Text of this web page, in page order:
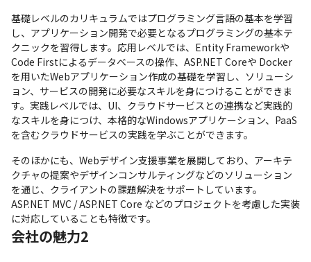
基礎レベルのカリキュラムではプログラミング言語の基本を学習
し、アプリケーション開発で必要となるプログラミングの基本テ
クニックを習得します。応用レベルでは、Entity Frameworkや
Code Firstによるデータベースの操作、ASP.NET Coreや Docker
を用いたWebアプリケーション作成の基礎を学習し、ソリューシ
ョン、サービスの開発に必要なスキルを身につけることができま
す。実践レベルでは、UI、クラウドサービスとの連携など実践的
なスキルを身につけ、本格的なWindowsアプリケーション、PaaS
を含むクラウドサービスの実践を学ぶことができます。
そのほかにも、Webデザイン支援事業を展開しており、アーキテ
クチャの提案やデザインコンサルティングなどのソリューション
を通じ、クライアントの課題解決をサポートしています。
ASP.NET MVC / ASP.NET Core などのプロジェクトを考慮した実装
に対応していることも特徴です。
会社の魅力2